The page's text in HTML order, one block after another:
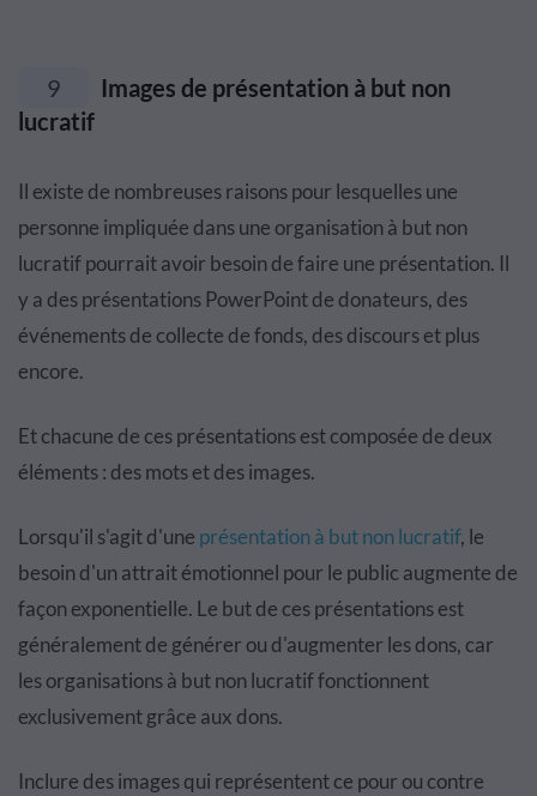
9
Images de présentation à but non
lucratif
Il existe de nombreuses raisons pour lesquelles une
personne impliquée dans une organisation à but non
lucratif pourrait avoir besoin de faire une présentation. Il
y a des présentations PowerPoint de donateurs, des
événements de collecte de fonds, des discours et plus
encore.
Et chacune de ces présentations est composée de deux
éléments : des mots et des images.
Lorsqu'il s'agit d'une présentation à but non lucratif, le
besoin d'un attrait émotionnel pour le public augmente de
façon exponentielle. Le but de ces présentations est
généralement de générer ou d'augmenter les dons, car
les organisations à but non lucratif fonctionnent
exclusivement grâce aux dons.
Inclure des images qui représentent ce pour ou contre